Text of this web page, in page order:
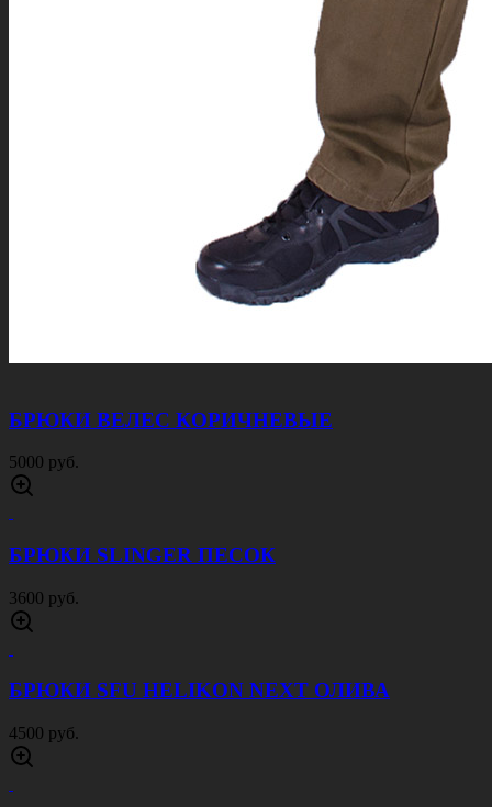
БРЮКИ ВЕЛЕС КОРИЧНЕВЫЕ
5000 руб.
БРЮКИ SLINGER ПЕСОК
3600 руб.
БРЮКИ SFU HELIKON NEXT ОЛИВА
4500 руб.